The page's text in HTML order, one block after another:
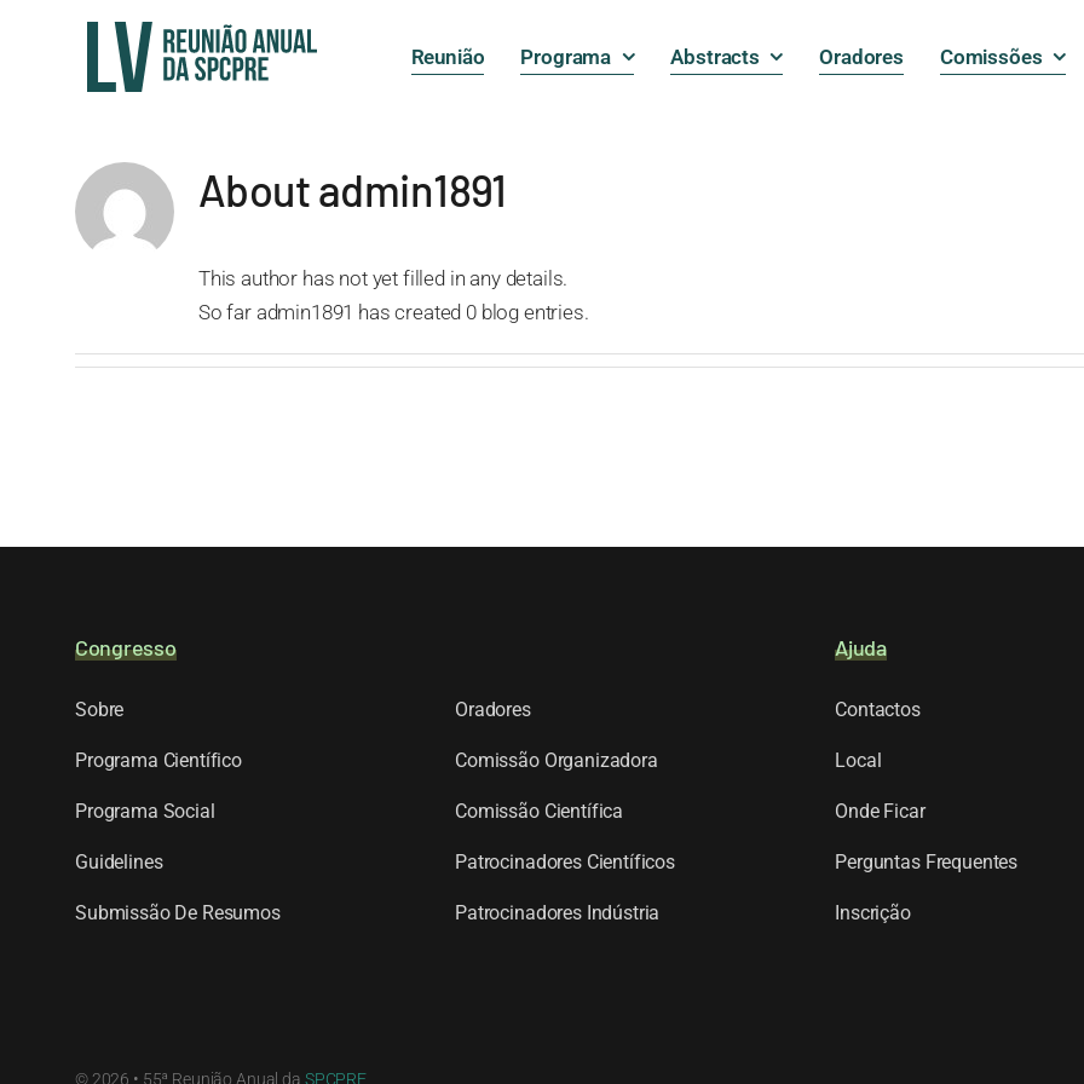
Reunião Programa Abstracts Oradores Comissões
Aboutadmin1891
This author has not yet filled in any details.
So far admin1891 has created 0 blog entries.
Congresso
Sobre
Programa Científico
Programa Social
Guidelines
Submissão De Resumos
Oradores
Comissão Organizadora
Comissão Científica
Patrocinadores Científicos
Patrocinadores Indústria
Ajuda
Contactos
Local
Onde Ficar
Perguntas Frequentes
Inscrição
© 2026 • 55ª Reunião Anual da SPCPRE